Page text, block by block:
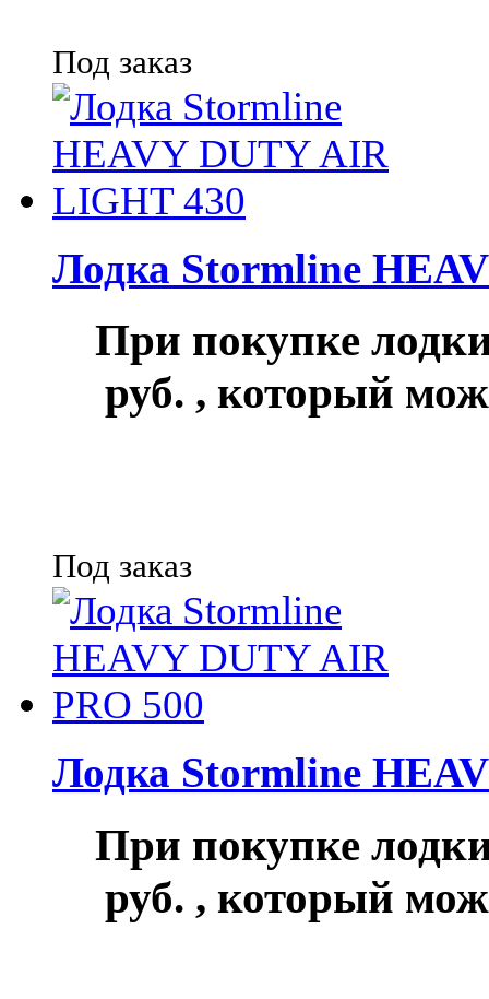
Под заказ
Лодка Stormline
При покупке
руб. , который
Под заказ
Лодка Stormline
При покупке
руб. , который